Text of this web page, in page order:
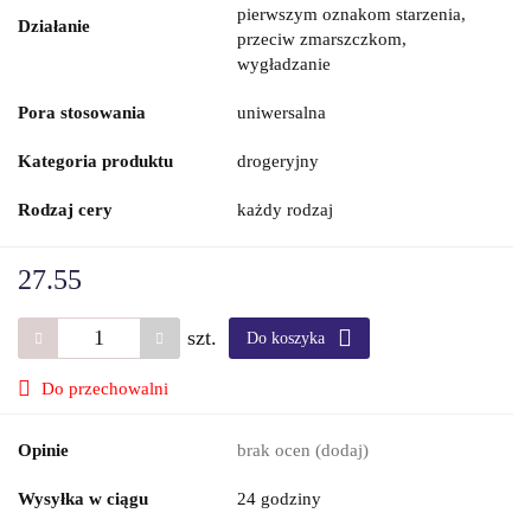
Działanie
pierwszym oznakom starzenia,
przeciw zmarszczkom,
wygładzanie
Pora stosowania uniwersalna
Kategoria produktu drogeryjny
Rodzaj cery każdy rodzaj
27.55
szt. Do koszyka
Do przechowalni
Opinie brak ocen (dodaj)
Wysyłka w ciągu 24 godziny